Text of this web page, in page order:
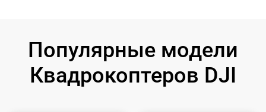
Популярные модели
Квадрокоптеров DJI